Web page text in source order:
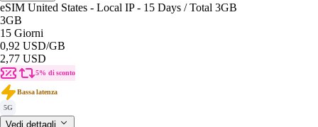
eSIM United States - Local IP - 15 Days / Total 3GB
3GB
15 Giorni
0,92 USD/GB
2,77 USD
5% di sconto
Bassa latenza
5G
Vedi dettagli